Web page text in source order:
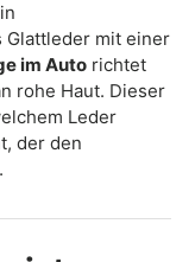
mit einer
im Auto richtet
rohe Haut. Dieser
Leder
der den